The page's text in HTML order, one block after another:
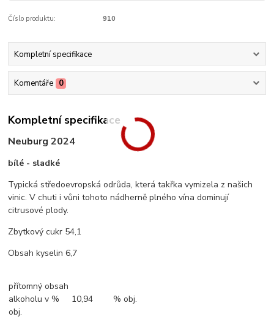
Číslo produktu: 910
Kompletní specifikace
Komentáře 0
Kompletní specifikace
Neuburg 2024
bílé - sladké
Typická středoevropská odrůda, která takřka vymizela z našich
vinic. V chuti i vůni tohoto nádherně plného vína dominují
citrusové plody.
Zbytkový cukr 54,1
Obsah kyselin 6,7
přítomný obsah
alkoholu v %
obj.
10,94 % obj.